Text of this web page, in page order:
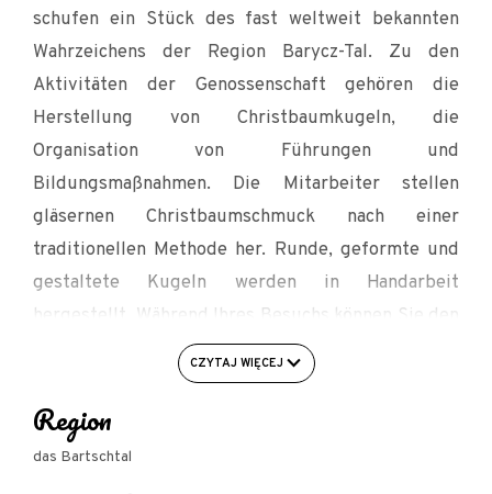
schufen ein Stück des fast weltweit bekannten
Wahrzeichens der Region Barycz-Tal. Zu den
Aktivitäten der Genossenschaft gehören die
Herstellung von Christbaumkugeln, die
Organisation von Führungen und
Bildungsmaßnahmen. Die Mitarbeiter stellen
gläsernen Christbaumschmuck nach einer
traditionellen Methode her. Runde, geformte und
gestaltete Kugeln werden in Handarbeit
hergestellt. Während Ihres Besuchs können Sie den
Prozess der Herstellung von Glaswundern kennen
lernen: vom Blasen über das Versilbern bis hin zur
Handbemalung. Jeder kann sich an der Dekoration
seiner eigenen Kugel versuchen und diese mit nach
CZYTAJ WIĘCEJ
Region
das Bartschtal